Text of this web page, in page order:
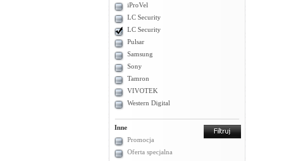
iProVel
LC Security
LC Security
Pulsar
Samsung
Sony
Tamron
VIVOTEK
Western Digital
Inne
Promocja
Oferta specjalna